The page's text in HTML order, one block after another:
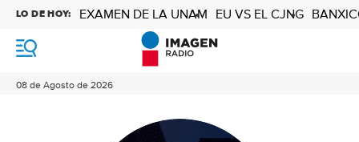
M
n
08 de Agosto de 2026
LO DE HOY: EXAMEN DE LA UNAM EU VS EL CJNG